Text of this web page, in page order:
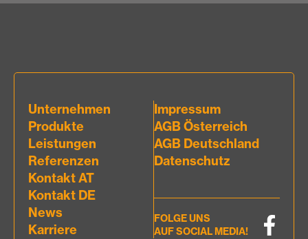
Unternehmen
Produkte
Leistungen
Referenzen
Kontakt AT
Kontakt DE
News
Karriere
Impressum
AGB Österreich
AGB Deutschland
Datenschutz
FOLGE UNS
AUF SOCIAL MEDIA!